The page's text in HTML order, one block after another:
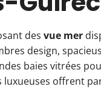
des vue mer
design,
baies vitrées
luxueuses offrent